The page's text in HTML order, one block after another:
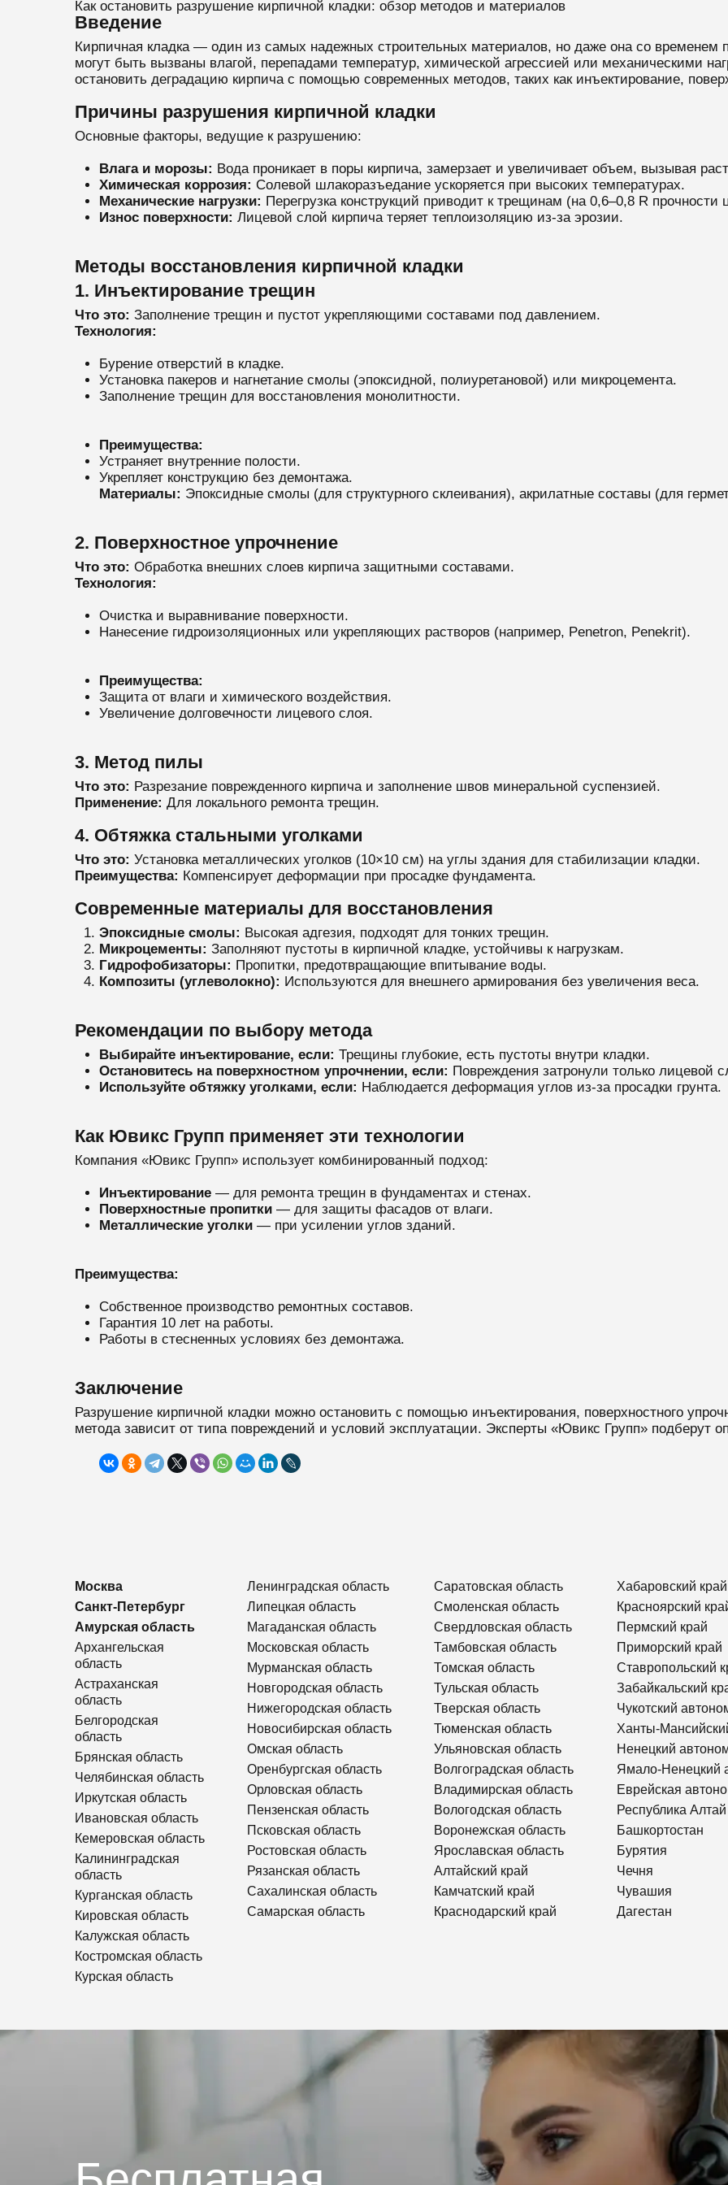
Как остановить разрушение кирпичной кладки: обзор методов и материалов
Введение
Кирпичная кладка — один из самых надежных строительных материалов, но даже она со временем
могут быть вызваны влагой, перепадами температур, химической агрессией или механическими
остановить деградацию кирпича с помощью современных методов, таких как инъектирование,
Причины разрушения кирпичной кладки
Основные факторы, ведущие к разрушению:
Влага и морозы: Вода проникает в поры кирпича, замерзает и увеличивает объем, вызывая
Химическая коррозия: Солевой шлакоразъедание ускоряется при высоких температурах.
Механические нагрузки: Перегрузка конструкций приводит к трещинам (на 0,6–0,8 R прочности
Износ поверхности: Лицевой слой кирпича теряет теплоизоляцию из-за эрозии.
Методы восстановления кирпичной кладки
1. Инъектирование трещин
Что это: Заполнение трещин и пустот укрепляющими составами под давлением.
Технология:
Бурение отверстий в кладке.
Установка пакеров и нагнетание смолы (эпоксидной, полиуретановой) или микроцемента.
Заполнение трещин для восстановления монолитности.
Преимущества:
Устраняет внутренние полости.
Укрепляет конструкцию без демонтажа.
Материалы: Эпоксидные смолы (для структурного склеивания), акрилатные составы (для
2. Поверхностное упрочнение
Что это: Обработка внешних слоев кирпича защитными составами.
Технология:
Очистка и выравнивание поверхности.
Нанесение гидроизоляционных или укрепляющих растворов (например, Penetron, Penekrit).
Преимущества:
Защита от влаги и химического воздействия.
Увеличение долговечности лицевого слоя.
3. Метод пилы
Что это: Разрезание поврежденного кирпича и заполнение швов минеральной суспензией.
Применение: Для локального ремонта трещин.
4. Обтяжка стальными уголками
Что это: Установка металлических уголков (10×10 см) на углы здания для стабилизации кладки.
Преимущества: Компенсирует деформации при просадке фундамента.
Современные материалы для восстановления
Эпоксидные смолы: Высокая адгезия, подходят для тонких трещин.
Микроцементы: Заполняют пустоты в кирпичной кладке, устойчивы к нагрузкам.
Гидрофобизаторы: Пропитки, предотвращающие впитывание воды.
Композиты (углеволокно): Используются для внешнего армирования без увеличения веса.
Рекомендации по выбору метода
Выбирайте инъектирование, если: Трещины глубокие, есть пустоты внутри кладки.
Остановитесь на поверхностном упрочнении, если: Повреждения затронули только лицевой
Используйте обтяжку уголками, если: Наблюдается деформация углов из-за просадки грунта.
Как Ювикс Групп применяет эти технологии
Компания «Ювикс Групп» использует комбинированный подход:
Инъектирование — для ремонта трещин в фундаментах и стенах.
Поверхностные пропитки — для защиты фасадов от влаги.
Металлические уголки — при усилении углов зданий.
Преимущества:
Собственное производство ремонтных составов.
Гарантия 10 лет на работы.
Работы в стесненных условиях без демонтажа.
Заключение
Разрушение кирпичной кладки можно остановить с помощью инъектирования, поверхностного
метода зависит от типа повреждений и условий эксплуатации. Эксперты «Ювикс Групп» подберут
Москва
Санкт-Петербург
Амурская область
Архангельская
область
Астраханская
область
Белгородская
область
Брянская область
Челябинская область
Иркутская область
Ивановская область
Кемеровская область
Калининградская
область
Курганская область
Кировская область
Калужская область
Костромская область
Курская область
Ленинградская область
Липецкая область
Магаданская область
Московская область
Мурманская область
Новгородская область
Нижегородская область
Новосибирская область
Омская область
Оренбургская область
Орловская область
Пензенская область
Псковская область
Ростовская область
Рязанская область
Сахалинская область
Самарская область
Саратовская область
Смоленская область
Свердловская область
Тамбовская область
Томская область
Тульская область
Тверская область
Тюменская область
Ульяновская область
Волгоградская область
Владимирская область
Вологодская область
Воронежская область
Ярославская область
Алтайский край
Камчатский край
Краснодарский край
Хабаровский край
Красноярский
Пермский край
Приморский край
Ставропольский
Забайкальский
Чукотский
Ханты-
Ненецкий
Ямало-Ненецкий
Еврейская
Республика Алтай
Башкортостан
Бурятия
Чечня
Чувашия
Дагестан